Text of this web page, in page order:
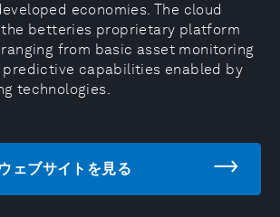
economies. The cloud
betteries proprietary platform
from basic asset monitoring
capabilities enabled by
technologies.
ェブサイトを見る